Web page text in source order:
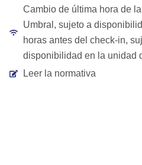
Cambio de última hora de
Umbral, sujeto a
horas antes del check-in,
disponibilidad en la unidad
Leer la normativa